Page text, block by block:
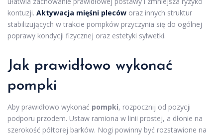
kontuzji. Aktywacja mięśni pleców oraz innych struktur
stabilizujących w trakcie pompków przyczynia się do ogólnej
poprawy kondycji fizycznej oraz estetyki sylwetki.
Jak prawidłowo wykonać
pompki
Aby prawidłowo wykonać pompki, rozpocznij od pozycji
podporu przodem. Ustaw ramiona w linii prostej, a dłonie na
szerokość półtorej barków. Nogi powinny być rozstawione na